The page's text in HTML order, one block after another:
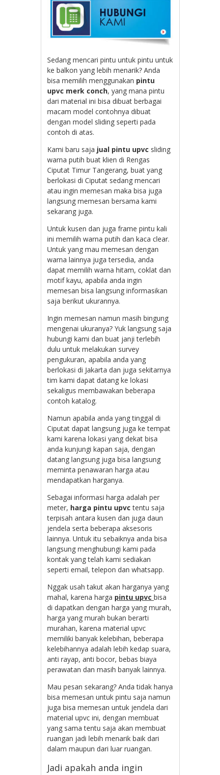
Sedang mencari pintu untuk pintu untuk
ke balkon yang lebih menarik? Anda
bisa memilih menggunakan pintu
upvc merk conch, yang mana pintu
dari material ini bisa dibuat berbagai
macam model contohnya dibuat
dengan model sliding seperti pada
contoh di atas.
Kami baru saja jual pintu upvc sliding
warna putih buat klien di Rengas
Ciputat Timur Tangerang, buat yang
berlokasi di Ciputat sedang mencari
atau ingin memesan maka bisa juga
langsung memesan bersama kami
sekarang juga.
Untuk kusen dan juga frame pintu kali
ini memilih warna putih dan kaca clear.
Untuk yang mau memesan dengan
warna lainnya juga tersedia, anda
dapat memilih warna hitam, coklat dan
motif kayu, apabila anda ingin
memesan bisa langsung informasikan
saja berikut ukurannya.
Ingin memesan namun masih bingung
mengenai ukuranya? Yuk langsung saja
hubungi kami dan buat janji terlebih
dulu untuk melakukan survey
pengukuran, apabila anda yang
berlokasi di Jakarta dan juga sekitarnya
tim kami dapat datang ke lokasi
sekaligus membawakan beberapa
contoh katalog.
Namun apabila anda yang tinggal di
Ciputat dapat langsung juga ke tempat
kami karena lokasi yang dekat bisa
anda kunjungi kapan saja, dengan
datang langsung juga bisa langsung
meminta penawaran harga atau
mendapatkan harganya.
Sebagai informasi harga adalah per
meter, harga pintu upvc tentu saja
terpisah antara kusen dan juga daun
jendela serta beberapa aksesoris
lainnya. Untuk itu sebaiknya anda bisa
langsung menghubungi kami pada
kontak yang telah kami sediakan
seperti email, telepon dan whatsapp.
Nggak usah takut akan harganya yang
mahal, karena harga pintu upvcbisa
di dapatkan dengan harga yang murah,
harga yang murah bukan berarti
murahan, karena material upvc
memiliki banyak kelebihan, beberapa
kelebihannya adalah lebih kedap suara,
anti rayap, anti bocor, bebas biaya
perawatan dan masih banyak lainnya.
Mau pesan sekarang? Anda tidak hanya
bisa memesan untuk pintu saja namun
juga bisa memesan untuk jendela dari
material upvc ini, dengan membuat
yang sama tentu saja akan membuat
ruangan jadi lebih menarik baik dari
dalam maupun dari luar ruangan.
Jadi apakah anda ingin